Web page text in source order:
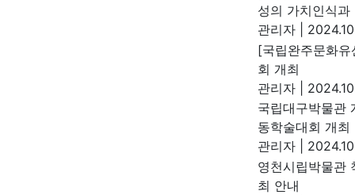
성의 가치인식
관리자
[국립완주문화
회 개최
관리자
국립대구박물관
동학술대회 개최
관리자
영천시립박물관
최 안내